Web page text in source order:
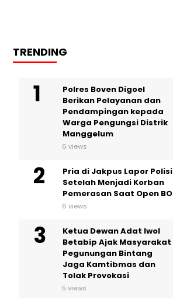
TRENDING
Polres Boven Digoel
Berikan Pelayanan dan
Pendampingan kepada
Warga Pengungsi Distrik
Manggelum
6 views
Pria di Jakpus Lapor Polisi
Setelah Menjadi Korban
Pemerasan Saat Open BO
6 views
Ketua Dewan Adat Iwol
Betabip Ajak Masyarakat
Pegunungan Bintang
Jaga Kamtibmas dan
Tolak Provokasi
5 views